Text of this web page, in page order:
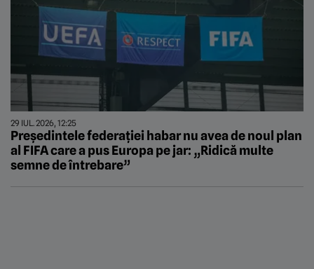
29 IUL. 2026, 12:25
Președintele federației habar nu avea de noul plan
al FIFA care a pus Europa pe jar: „Ridică multe
semne de întrebare”